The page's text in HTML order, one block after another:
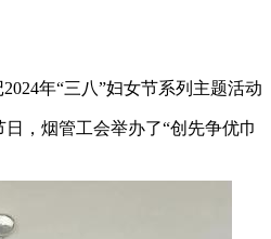
年“三八”妇女节系列主题活动
，烟管工会举办了“创先争优巾